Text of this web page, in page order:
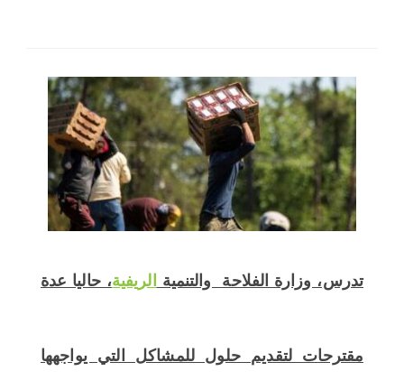
اختر بلدا/بلدان
تدرس، وزارة الفلاحة والتنمية الريفية، حاليا عدة
مقترحات لتقديم حلول للمشاكل التي يواجهها